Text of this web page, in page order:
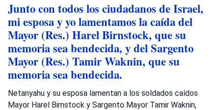
Junto con todos los ciudadanos de Israel,
mi esposa y yo lamentamos la caída del
Mayor (Res.) Harel Birnstock, que su
memoria sea bendecida, y del Sargento
Mayor (Res.) Tamir Waknin, que su
memoria sea bendecida.
Netanyahu y su esposa lamentan a los soldados caídos
Mayor Harel Birnstock y Sargento Mayor Tamir Waknin,